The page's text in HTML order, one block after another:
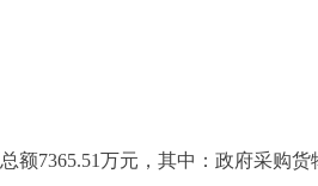
7365.51万元，其中：政府采购货